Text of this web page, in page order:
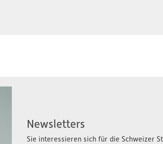
Newsletters
Sie interessieren sich für die Schweizer